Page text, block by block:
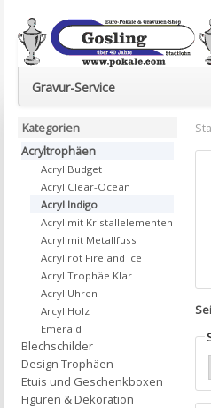
Euro-Pokale & Gravur-Shop
Gravur-Service
Kategorien
Acryltrophäen
Acryl Budget
Acryl Clear-Ocean
Acryl Indigo
Acryl mit Kristallelementen
Acryl mit Metallfuss
Acryl rot Fire and Ice
Acryl Trophäe Klar
Acryl Uhren
Arcyl Holz
Emerald
Blechschilder
Design Trophäen
Etuis und Geschenkboxen
Figuren & Dekoration